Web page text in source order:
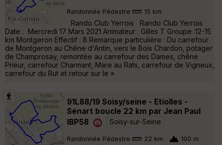
Randonnée Pédestre 15 km
Rando Club Yerrois Rando Club Yerrois
Date : Mercredi 17 Mars 2021 Animateur : Gilles T Groupe :12-15
km Montgeron Effectif : 8 Remarque particulière : Du carrefour
de Montgeron au Chêne d'Antin, vers le Bois Chardon, potager
de Champrosay, remontée au carrefour des Dames, chêne
Prieur, carrefour Charmant, Mare au Rats, carrefour de Vigneux,
carrefour du Rut et retour sur le »
91L88/19 Soisy/seine - Etiolles -
Sénart boucle 22 km par Jean Paul
IBP58
Soisy-sur-Seine
Randonnée Pédestre 22 km 100 m